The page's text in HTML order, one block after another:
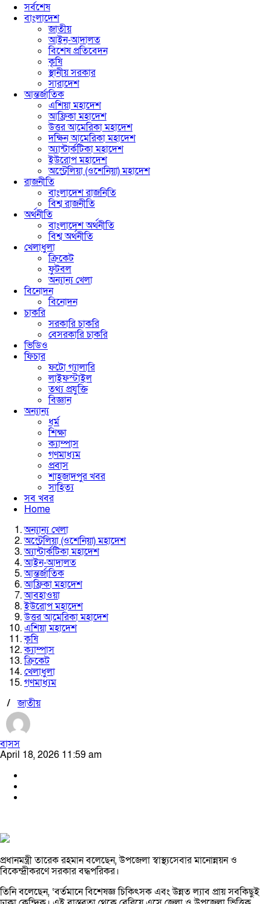
সর্বশেষ
বাংলাদেশ
জাতীয়
আইন-আদালত
বিশেষ প্রতিবেদন
কৃষি
স্থানীয় সরকার
সারাদেশ
আন্তর্জাতিক
এশিয়া মহাদেশ
আফ্রিকা মহাদেশ
উত্তর আমেরিকা মহাদেশ
দক্ষিন আমেরিকা মহাদেশ
অ্যান্টার্কটিকা মহাদেশ
ইউরোপ মহাদেশ
অস্ট্রেলিয়া (ওশেনিয়া) মহাদেশ
রাজনীতি
বাংলাদেশ রাজনিতি
বিশ্ব রাজনীতি
অর্থনীতি
বাংলাদেশ অর্থনীতি
বিশ্ব অর্থনীতি
খেলাধুলা
ক্রিকেট
ফুটবল
অন্যান্য খেলা
বিনোদন
বিনোদন
চাকরি
সরকারি চাকরি
বেসরকারি চাকরি
ভিডিও
ফিচার
ফটো গ্যালারি
লাইফস্টাইল
তথ্য প্রযুক্তি
বিজ্ঞান
অন্যান্য
ধর্ম
শিক্ষা
ক্যাম্পাস
গণমাধ্যম
প্রবাস
শাহজাদপুর খবর
সাহিত্য
সব খবর
Home
অন্যান্য খেলা
অস্ট্রেলিয়া (ওশেনিয়া) মহাদেশ
অ্যান্টার্কটিকা মহাদেশ
আইন-আদালত
আন্তর্জাতিক
আফ্রিকা মহাদেশ
আবহাওয়া
ইউরোপ মহাদেশ
উত্তর আমেরিকা মহাদেশ
এশিয়া মহাদেশ
কৃষি
ক্যাম্পাস
ক্রিকেট
খেলাধুলা
গণমাধ্যম
/জাতীয়
বাসস
April 18, 2026 11:59 am
প্রধানমন্ত্রী তারেক রহমান বলেছেন, উপজেলা স্বাস্থ্যসেবার মানোন্নয়ন ও
বিকেন্দ্রীকরণে সরকার বদ্ধপরিকর।
তিনি বলেছেন, ‘বর্তমানে বিশেষজ্ঞ চিকিৎসক এবং উন্নত ল্যাব প্রায় সবকিছুই